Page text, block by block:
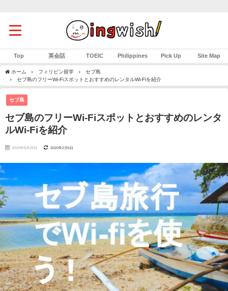
Top 英会話 TOEIC Philippines Pick Up Site Map
ホーム フィリピン留学
セブ島
セブ島のフリーWi-FiスポットとおすすめのレンタルWi-Fiを紹介
セブ島
セブ島のフリーWi-Fiスポットとおすすめのレンタ
ルWi-Fiを紹介
2019年8月29日 2020年2月6日